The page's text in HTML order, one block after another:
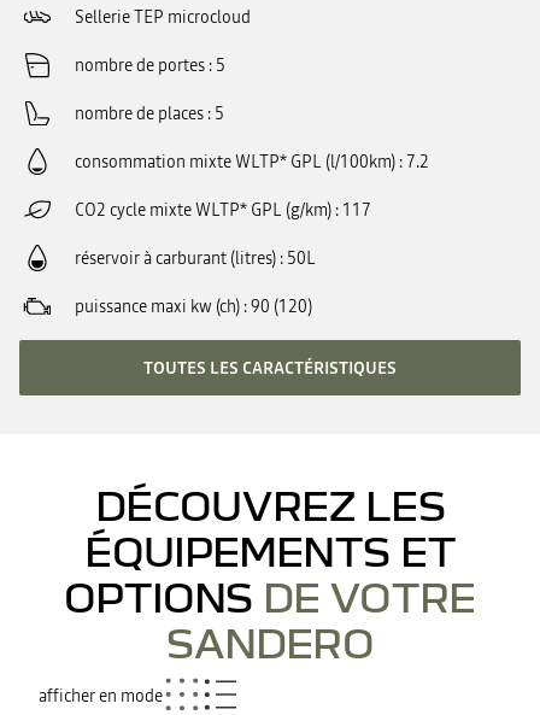
Sellerie TEP microcloud
nombre de portes 5
nombre de places 5
consommation mixte WLTP* GPL (l/100km) 7.2
CO2 cycle mixte WLTP* GPL (g/km) 117
réservoir à carburant (litres) 50L
puissance maxi kw (ch) 90 (120)
TOUTES LES CARACTÉRISTIQUES
DÉCOUVREZ LES
ÉQUIPEMENTS ET
OPTIONS DE VOTRE
SANDERO
afficher en mode